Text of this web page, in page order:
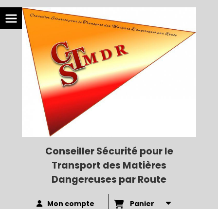
Conseiller Sécurité pour le
Transport des Matières
Dangereuses par Route
Mon compte Panier